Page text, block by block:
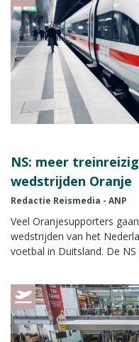
NS: meer
wedstrijden Oranje
Redactie Reismedia - ANP
Veel Oranjesupporters
wedstrijden van het
voetbal in Duitsland. De